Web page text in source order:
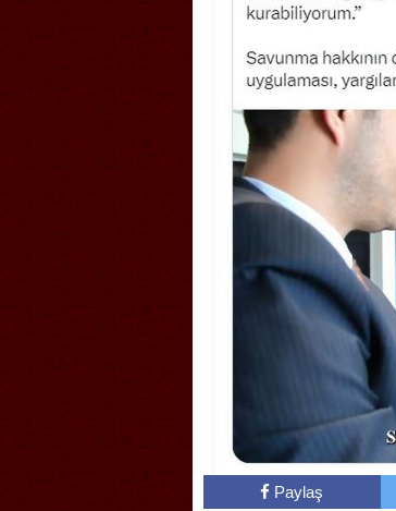
Paylaş